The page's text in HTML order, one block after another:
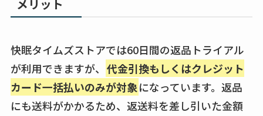
メリット
快眠タイムズストアでは60日間の返品トライアル
が利用できますが、 代金引換もしくはクレジット
カード一括払いのみが対象になっています。返品
にも送料がかかるため、返送料を差し引いた金額